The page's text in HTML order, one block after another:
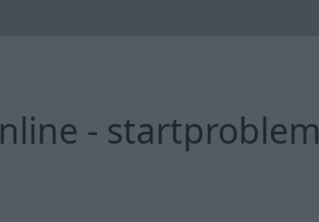
- startproblem